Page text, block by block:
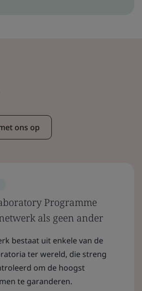
ons op
Programme
als geen ander
bestaat uit enkele van de
ter wereld, die streng
om de hoogst
te garanderen.